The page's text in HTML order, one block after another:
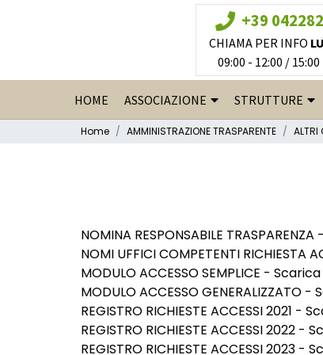
+39
CHIAMA PER INFO
09:00 - 12:00 / 15:00
HOME ASSOCIAZIONE STRUTTURE
Home AMMINISTRAZIONE TRASPARENTE ALTRI
NOMINA RESPONSABILE TRASPARENZA -
NOMI UFFICI COMPETENTI RICHIESTA
MODULO ACCESSO SEMPLICE -
MODULO ACCESSO GENERALIZZATO -
REGISTRO RICHIESTE ACCESSI 2021 -
REGISTRO RICHIESTE ACCESSI 2022 -
REGISTRO RICHIESTE ACCESSI 2023 -